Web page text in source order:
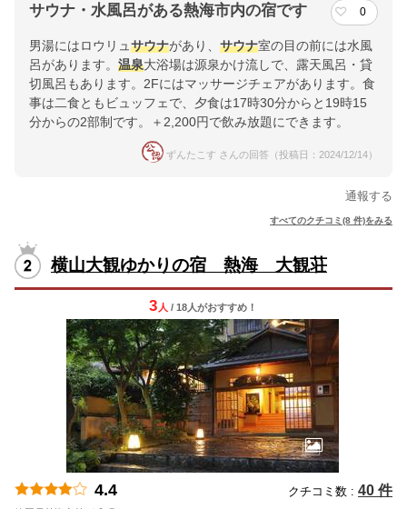
サウナ・水風呂がある熱海市内の宿です 0
男湯にはロウリュ サウナがあり、 サウナ室の目の前には水風
呂があります。 温泉大浴場は源泉かけ流しで、露天風呂・貸
切風呂もあります。2Fにはマッサージチェアがあります。食
事は二食ともビュッフェで、夕食は17時30分からと19時15
分からの2部制です。＋2,200円で飲み放題にできます。
ずんたこす さんの回答（投稿日：2024/12/14）
通報する
すべてのクチコミ(8 件)をみる
横山大観ゆかりの宿 熱海 大観荘
3 人 / 18人がおすすめ！
4.4 クチコミ数 : 40 件